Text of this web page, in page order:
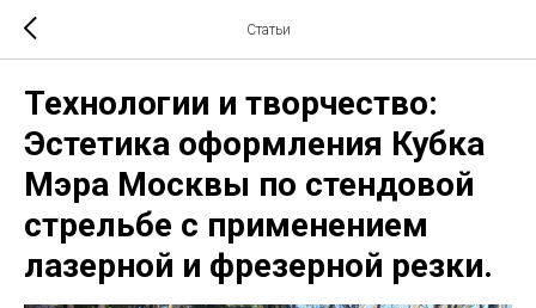
Статьи
Технологии и творчество:
Эстетика оформления Кубка
Мэра Москвы по стендовой
стрельбе с применением
лазерной и фрезерной резки.